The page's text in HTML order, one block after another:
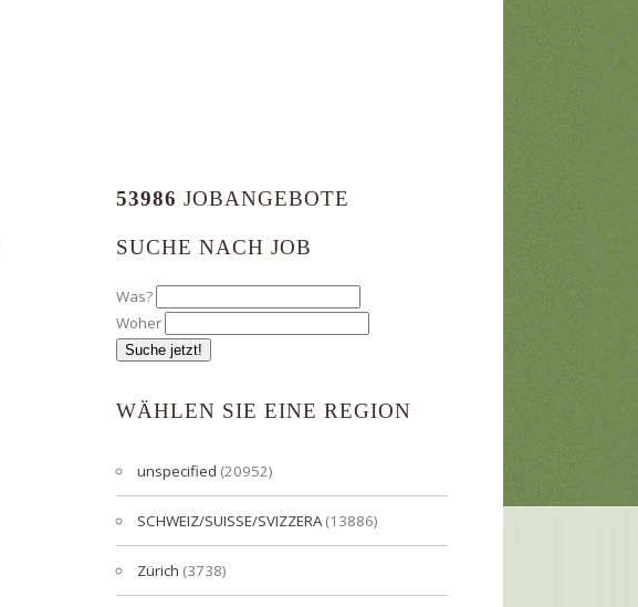
53986 JOBANGEBOTE
SUCHE NACH JOB
Was?
Woher
WÄHLEN SIE EINE REGION
unspecified (20952)
SCHWEIZ/SUISSE/SVIZZERA(13886)
Zürich (3738)